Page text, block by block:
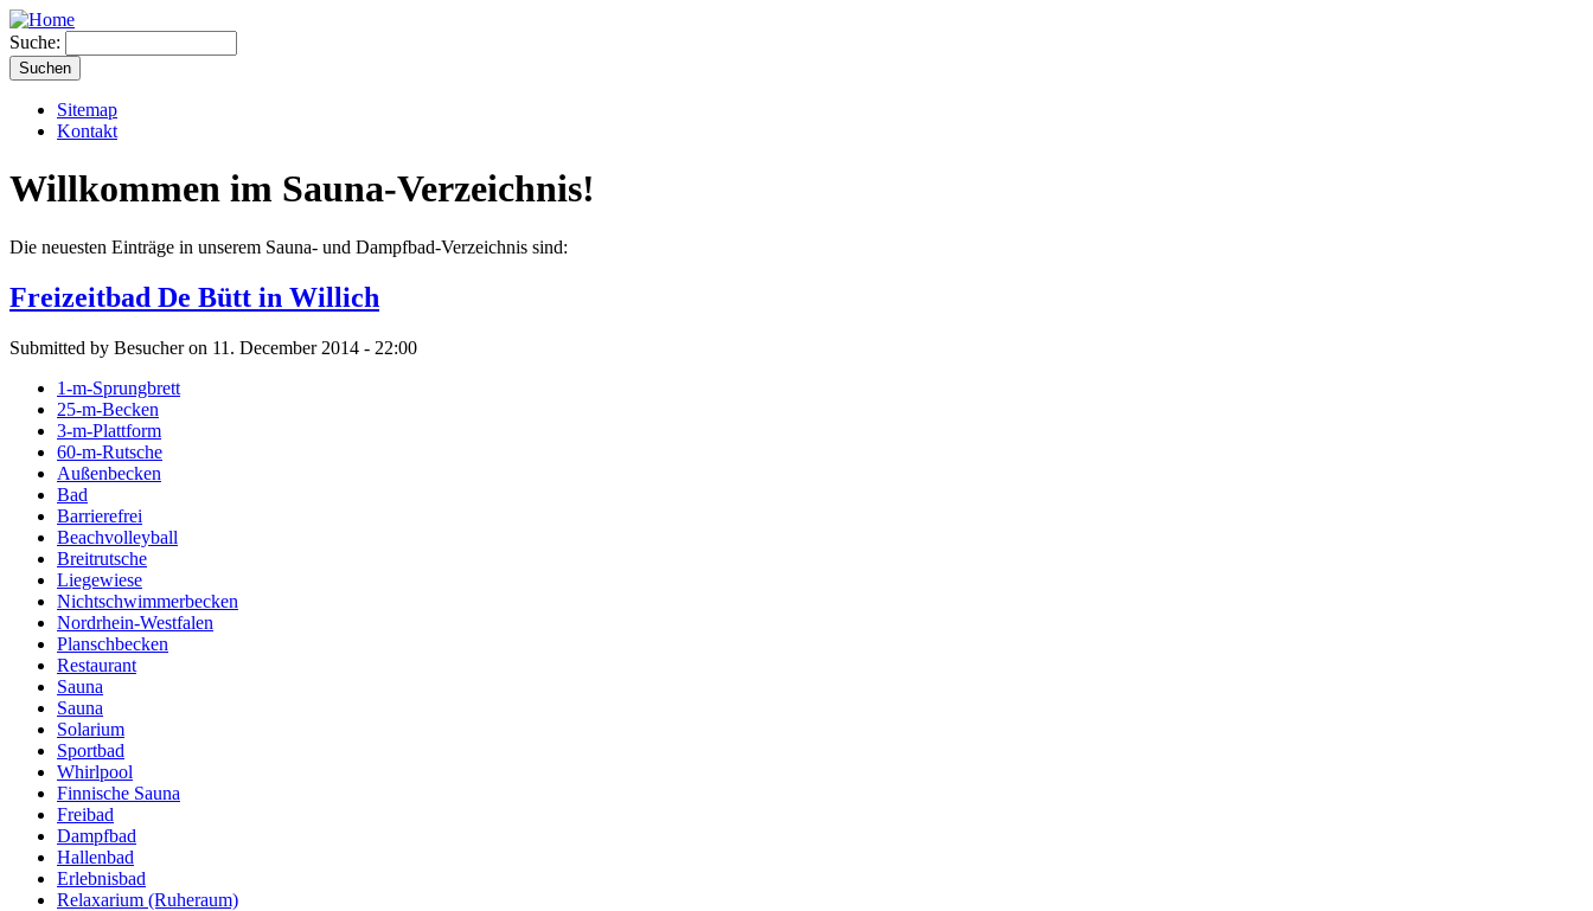
Suche:
Sitemap
Kontakt
Willkommen im Sauna-Verzeichnis!
Die neuesten Einträge in unserem Sauna- und Dampfbad-Verzeichnis sind:
Freizeitbad De Bütt in Willich
Submitted by Besucher on 11. December 2014 - 22:00
1-m-Sprungbrett
25-m-Becken
3-m-Plattform
60-m-Rutsche
Außenbecken
Bad
Barrierefrei
Beachvolleyball
Breitrutsche
Liegewiese
Nichtschwimmerbecken
Nordrhein-Westfalen
Planschbecken
Restaurant
Sauna
Sauna
Solarium
Sportbad
Whirlpool
Finnische Sauna
Freibad
Dampfbad
Hallenbad
Erlebnisbad
Relaxarium (Ruheraum)